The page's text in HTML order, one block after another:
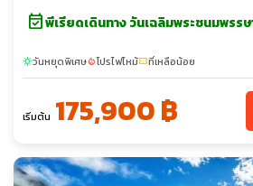
event_availableพีเรียดเดินทาง วันเฉลิมพระชนมพรรษ
sunnyวันหยุดพิเศษlocal_fire_departmentโปรไฟไหม้confirmation_numberที่เหลือน้อย
เริ่มต้น 175,900 ฿